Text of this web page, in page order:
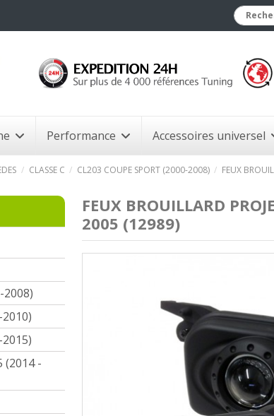
Performance Accessoires universel
CLASSE C CL203 COUPE SPORT (2000-2008) FEUX
FEUX BROUILLARD
2005 (12989)
2008)
(2014 -